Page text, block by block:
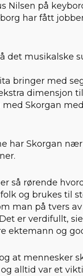
Nilsen på
har fått
det musikalske
bringer med
dimensjon
Skorgan
har Skorgan
så rørende
og brukes til
man på tvers
er verdifullt,
ektemann og
at mennesker
alltid var et